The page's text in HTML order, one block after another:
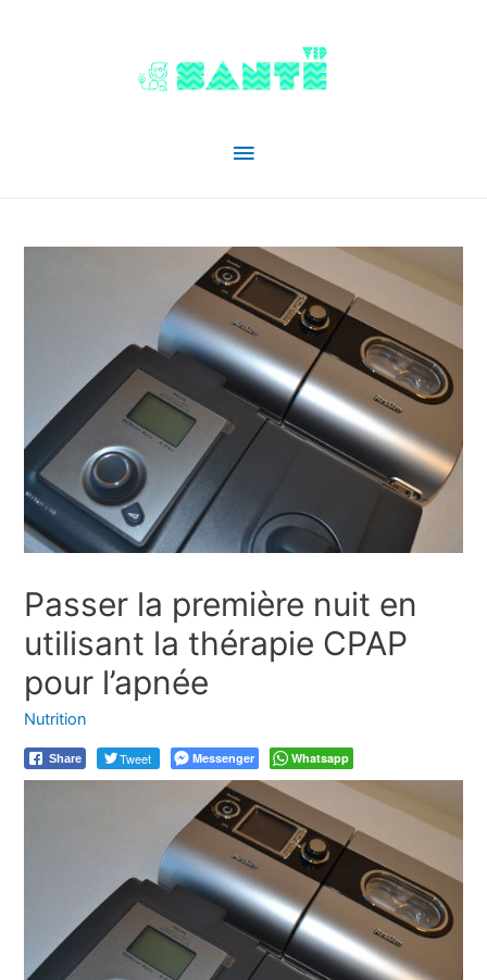
Menu
Passer la première nuit en
utilisant la thérapie CPAP
pour l’apnée
Nutrition
Share Tweet Messenger Whatsapp